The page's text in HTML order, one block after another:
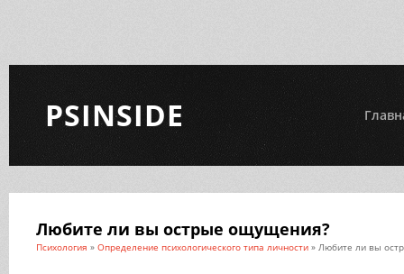
PSINSIDE
Любите ли вы острые ощущения?
Психология » Определение психологического типа личности » Любите ли вы